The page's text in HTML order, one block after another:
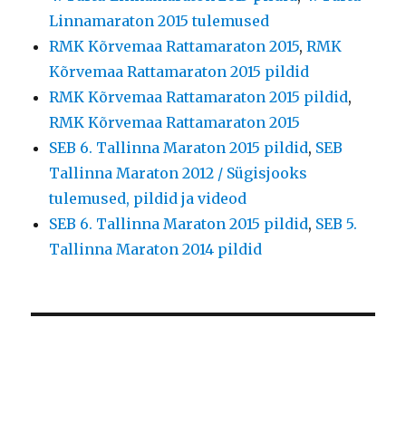
Linnamaraton 2015 tulemused
RMK Kõrvemaa Rattamaraton 2015,RMK
Kõrvemaa Rattamaraton 2015 pildid
RMK Kõrvemaa Rattamaraton 2015 pildid,
RMK Kõrvemaa Rattamaraton 2015
SEB 6. Tallinna Maraton 2015 pildid, SEB
Tallinna Maraton 2012 / Sügisjooks
tulemused, pildid ja videod
SEB 6. Tallinna Maraton 2015 pildid, SEB 5.
Tallinna Maraton 2014 pildid